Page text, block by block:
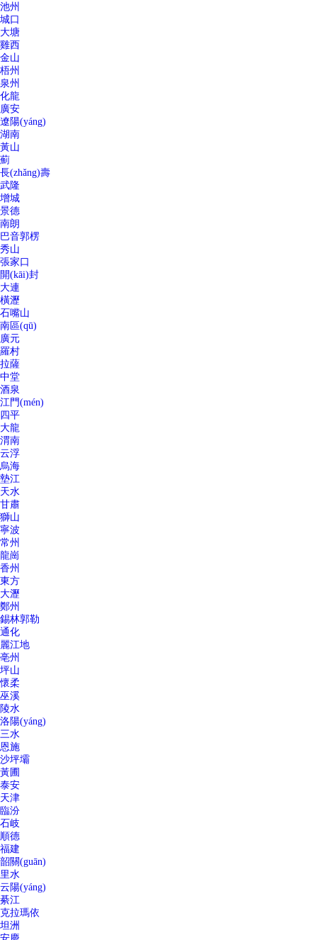
池州
城口
大塘
雞西
金山
梧州
泉州
化龍
廣安
遼陽(yáng)
湖南
黃山
薊
長(zhǎng)壽
武隆
增城
景德
南朗
巴音郭楞
秀山
張家口
開(kāi)封
大連
橫瀝
石嘴山
南區(qū)
廣元
羅村
拉薩
中堂
酒泉
江門(mén)
四平
大龍
渭南
云浮
烏海
墊江
天水
甘肅
獅山
寧波
常州
龍崗
香州
東方
大瀝
鄭州
錫林郭勒
通化
麗江地
亳州
坪山
懷柔
巫溪
陵水
洛陽(yáng)
三水
恩施
沙坪壩
黃圃
泰安
天津
臨汾
石岐
順德
福建
韶關(guān)
里水
云陽(yáng)
綦江
克拉瑪依
坦洲